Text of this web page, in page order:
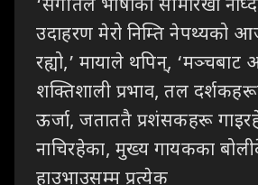
‘संगीतले भाषाको सीमारेखा
उदाहरण मेरो निम्ति नेपथ्यको
रह्यो,’ मायाले थपिन्, ‘मञ्चबाट
शक्तिशाली प्रभाव, तल
ऊर्जा, जताततै प्रशंसकहरू
नाचिरहेका, मुख्य गायकका
हाउभाउसम्म प्रत्येक